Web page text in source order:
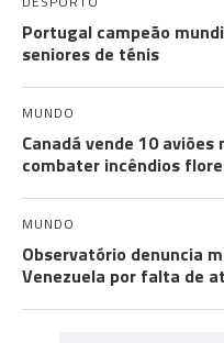
Portugal campeão
seniores de ténis
MUNDO
Canadá vende 10
combater incêndios
MUNDO
Observatório denuncia
Venezuela por falta de